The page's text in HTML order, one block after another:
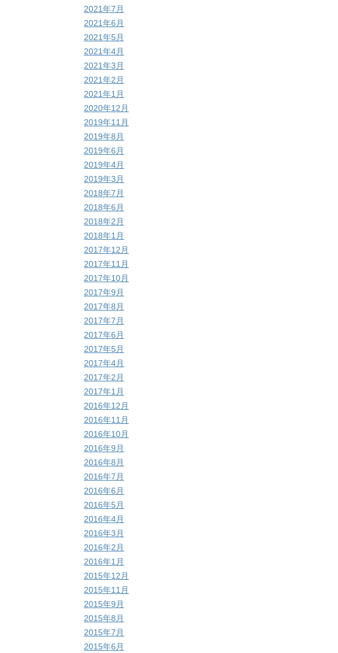
2021年7月
2021年6月
2021年5月
2021年4月
2021年3月
2021年2月
2021年1月
2020年12月
2019年11月
2019年8月
2019年6月
2019年4月
2019年3月
2018年7月
2018年6月
2018年2月
2018年1月
2017年12月
2017年11月
2017年10月
2017年9月
2017年8月
2017年7月
2017年6月
2017年5月
2017年4月
2017年2月
2017年1月
2016年12月
2016年11月
2016年10月
2016年9月
2016年8月
2016年7月
2016年6月
2016年5月
2016年4月
2016年3月
2016年2月
2016年1月
2015年12月
2015年11月
2015年9月
2015年8月
2015年7月
2015年6月